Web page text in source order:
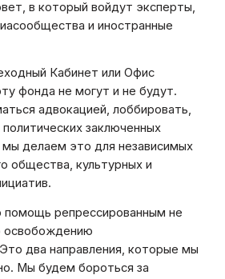
в который войдут эксперты,
и иностранные
Кабинет или Офис
фонда не могут и не будут.
адвокацией, лоббировать,
заключенных
делаем это для независимых
общества, культурных и
репрессированным не
освобождению
два направления, которые мы
Мы будем бороться за